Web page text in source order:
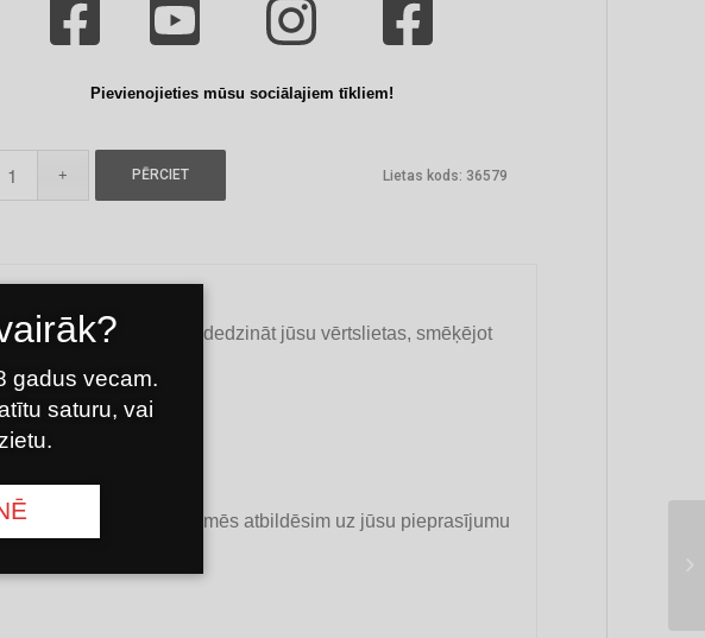
Pievienojieties mūsu sociālajiem tīkliem!
PĒRCIET Lietas kods: 36579
oglēm nejauši sadedzināt jūsu vērtslietas, smēķējot
un mēs atbildēsim uz jūsu pieprasījumu
gadus vecam.
saturu, vai